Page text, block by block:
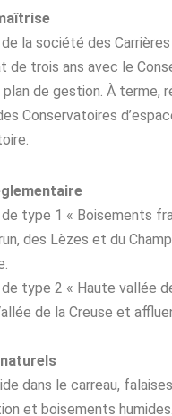
la société des
de trois ans avec le
plan de gestion. À terme,
Conservatoires
type 1 « Boisements
des Lèzes et du
type 2 « Haute vallée
de la Creuse et
dans le carreau,
et boisements humides.